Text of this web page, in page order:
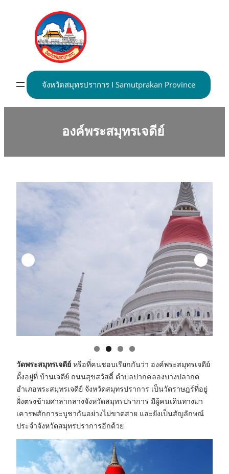
จังหวัดสมุทรปราการ I Samutprakan Province
องค์พระสมุทรเจดีย์
วัดพระสมุทรเจดีย์ หรือที่คนชอบเรียกกันว่า องค์พระสมุทรเจดีย์
ตั้งอยู่ที่ บ้านเจดีย์ ถนนสุขสวัสดิ์ ตำบลปากคลองบางปลากด
อำเภอพระสมุทรเจดีย์ จังหวัดสมุทรปราการ เป็นวัดราษฎร์ที่อยู่
ฝั่งตรงข้ามศาลากลางจังหวัดสมุทรปราการ มีผู้คนเดินทางมา
เคารพสักการะบูชากันอย่างไม่ขาดสาย และยังเป็นสัญลักษณ์
ประจำจังหวัดสมุทรปราการอีกด้วย